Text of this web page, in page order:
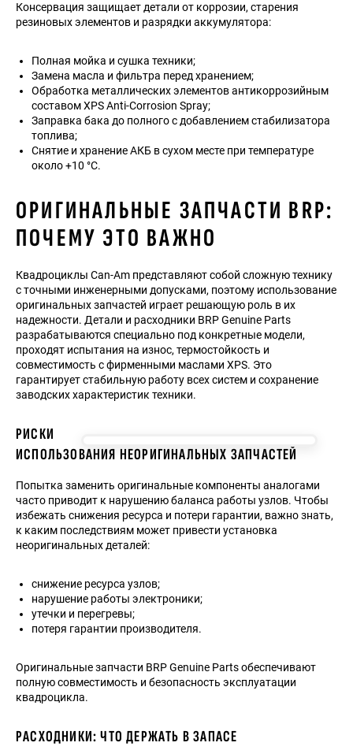
Консервация защищает детали от коррозии, старения
резиновых элементов и разрядки аккумулятора:
Полная мойка и сушка техники;
Замена масла и фильтра перед хранением;
Обработка металлических элементов антикоррозийным
составом XPS Anti-Corrosion Spray;
Заправка бака до полного с добавлением стабилизатора
топлива;
Снятие и хранение АКБ в сухом месте при температуре
около +10 °C.
ОРИГИНАЛЬНЫЕ ЗАПЧАСТИ BRP:
ПОЧЕМУ ЭТО ВАЖНО
Квадроциклы Can-Am представляют собой сложную технику
с точными инженерными допусками, поэтому использование
оригинальных запчастей играет решающую роль в их
надежности. Детали и расходники BRP Genuine Parts
разрабатываются специально под конкретные модели,
проходят испытания на износ, термостойкость и
совместимость с фирменными маслами XPS. Это
гарантирует стабильную работу всех систем и сохранение
заводских характеристик техники.
РИСКИ
ИСПОЛЬЗОВАНИЯ НЕОРИГИНАЛЬНЫХ ЗАПЧАСТЕЙ
Попытка заменить оригинальные компоненты аналогами
часто приводит к нарушению баланса работы узлов. Чтобы
избежать снижения ресурса и потери гарантии, важно знать,
к каким последствиям может привести установка
неоригинальных деталей:
снижение ресурса узлов;
нарушение работы электроники;
утечки и перегревы;
потеря гарантии производителя.
Оригинальные запчасти BRP Genuine Parts обеспечивают
полную совместимость и безопасность эксплуатации
квадроцикла.
РАСХОДНИКИ: ЧТО ДЕРЖАТЬ В ЗАПАСЕ